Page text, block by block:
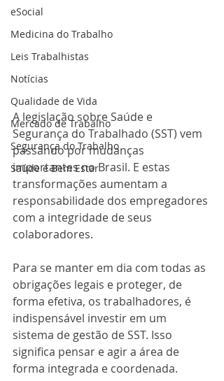
eSocial
Medicina do Trabalho
Leis Trabalhistas
Notícias
Qualidade de Vida
Mercado de Trabalho
Segurança do Trabalho
Saúde e Bem Estar
A legislação sobre Saúde e
Segurança do Trabalhado (SST) vem
passando por mudanças
importantes no Brasil. E estas
transformações aumentam a
responsabilidade dos empregadores
com a integridade de seus
colaboradores.
Para se manter em dia com todas as
obrigações legais e proteger, de
forma efetiva, os trabalhadores, é
indispensável investir em um
sistema de gestão de SST. Isso
significa pensar e agir a área de
forma integrada e coordenada.